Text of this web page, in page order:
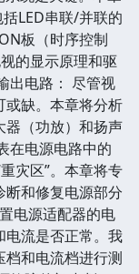
LED串联/并联的
板（时序控制
的显示原理和驱
出电路： 尽管视
或缺。本章将分析
器（功放）和扬声
在电源电路中的
灾区”。本章将专
断和修复电源部分
电源适配器的电
电流是否正常。我
和电流档进行测